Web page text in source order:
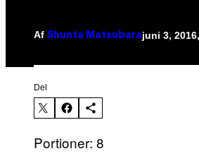
Af Shunta Matsubarajuni 3,
Del
Portioner: 8